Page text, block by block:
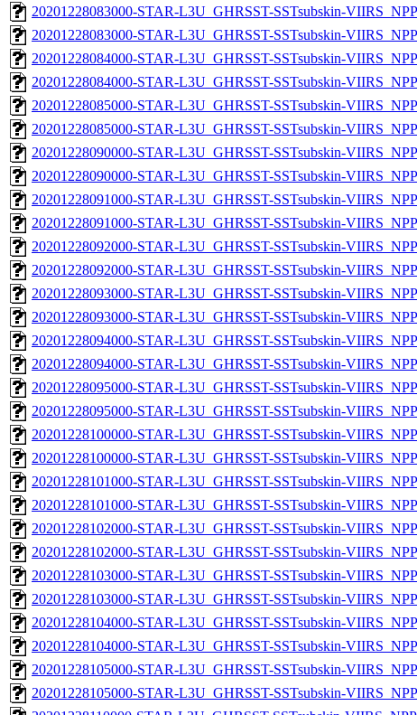
20201228083000-STAR-L3U_GHRSST-SSTsubskin-
20201228083000-STAR-L3U_GHRSST-SSTsubskin-
20201228084000-STAR-L3U_GHRSST-SSTsubskin-
20201228084000-STAR-L3U_GHRSST-SSTsubskin-
20201228085000-STAR-L3U_GHRSST-SSTsubskin-
20201228085000-STAR-L3U_GHRSST-SSTsubskin-
20201228090000-STAR-L3U_GHRSST-SSTsubskin-
20201228090000-STAR-L3U_GHRSST-SSTsubskin-
20201228091000-STAR-L3U_GHRSST-SSTsubskin-
20201228091000-STAR-L3U_GHRSST-SSTsubskin-
20201228092000-STAR-L3U_GHRSST-SSTsubskin-
20201228092000-STAR-L3U_GHRSST-SSTsubskin-
20201228093000-STAR-L3U_GHRSST-SSTsubskin-
20201228093000-STAR-L3U_GHRSST-SSTsubskin-
20201228094000-STAR-L3U_GHRSST-SSTsubskin-
20201228094000-STAR-L3U_GHRSST-SSTsubskin-
20201228095000-STAR-L3U_GHRSST-SSTsubskin-
20201228095000-STAR-L3U_GHRSST-SSTsubskin-
20201228100000-STAR-L3U_GHRSST-SSTsubskin-
20201228100000-STAR-L3U_GHRSST-SSTsubskin-
20201228101000-STAR-L3U_GHRSST-SSTsubskin-
20201228101000-STAR-L3U_GHRSST-SSTsubskin-
20201228102000-STAR-L3U_GHRSST-SSTsubskin-
20201228102000-STAR-L3U_GHRSST-SSTsubskin-
20201228103000-STAR-L3U_GHRSST-SSTsubskin-
20201228103000-STAR-L3U_GHRSST-SSTsubskin-
20201228104000-STAR-L3U_GHRSST-SSTsubskin-
20201228104000-STAR-L3U_GHRSST-SSTsubskin-
20201228105000-STAR-L3U_GHRSST-SSTsubskin-
20201228105000-STAR-L3U_GHRSST-SSTsubskin-